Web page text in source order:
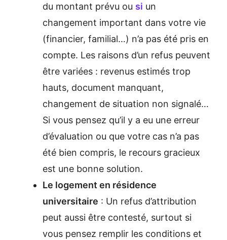
du montant prévu ou si un
changement important dans votre vie
(financier, familial…) n’a pas été pris en
compte. Les raisons d’un refus peuvent
être variées : revenus estimés trop
hauts, document manquant,
changement de situation non signalé…
Si vous pensez qu’il y a eu une erreur
d’évaluation ou que votre cas n’a pas
été bien compris, le recours gracieux
est une bonne solution.
Le logement en résidence
universitaire : Un refus d’attribution
peut aussi être contesté, surtout si
vous pensez remplir les conditions et